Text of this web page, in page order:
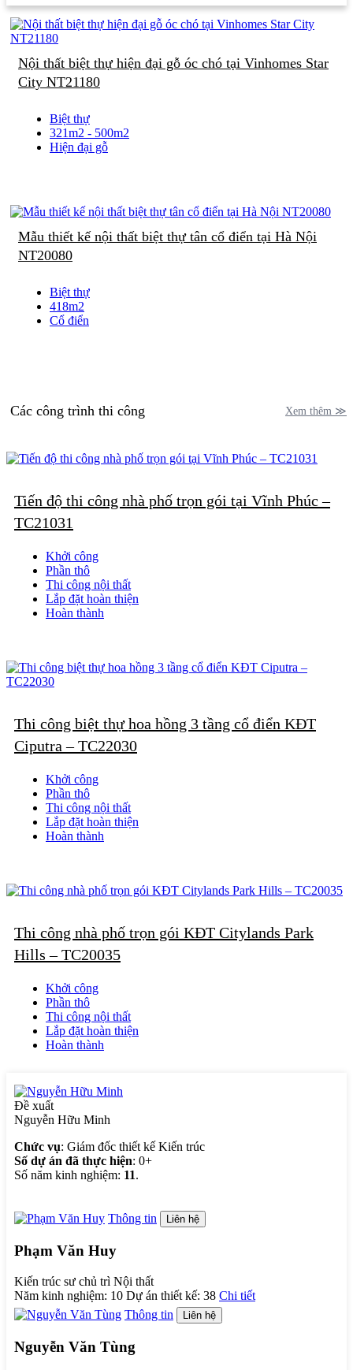
Nội thất biệt thự hiện đại gỗ óc chó tại Vinhomes Star
City NT21180
Biệt thự
321m2 - 500m2
Hiện đại gỗ
Mẫu thiết kế nội thất biệt thự tân cổ điển tại Hà Nội
NT20080
Biệt thự
418m2
Cổ điển
Các công trình thi công Xem thêm ≫
Tiến độ thi công nhà phố trọn gói tại Vĩnh Phúc –
TC21031
Khởi công
Phần thô
Thi công nội thất
Lắp đặt hoàn thiện
Hoàn thành
Thi công biệt thự hoa hồng 3 tầng cổ điển KĐT
Ciputra – TC22030
Khởi công
Phần thô
Thi công nội thất
Lắp đặt hoàn thiện
Hoàn thành
Thi công nhà phố trọn gói KĐT Citylands Park
Hills – TC20035
Khởi công
Phần thô
Thi công nội thất
Lắp đặt hoàn thiện
Hoàn thành
Đề xuất
Nguyễn Hữu Minh
Chức vụ: Giám đốc thiết kế Kiến trúc
Số dự án đã thực hiện: 0+
Số năm kinh nghiệm: 11.
Thông tin Liên hệ
Phạm Văn Huy
Kiến trúc sư chủ trì Nội thất
Năm kinh nghiệm: 10 Dự án thiết kế: 38 Chi tiết
Thông tin
Liên hệ
Nguyễn Văn Tùng